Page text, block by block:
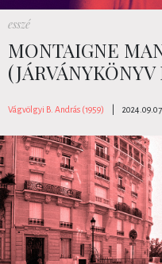
esszé
MONTAIGNE
Vágvölgyi B. András (1959) 2024.09.07.